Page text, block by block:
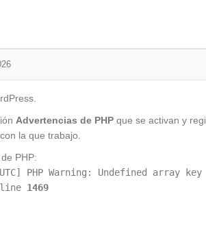
Advertencias de PHP que se activan y
la que trabajo.
PHP:
UTC] PHP Warning: Undefined array
line 1469